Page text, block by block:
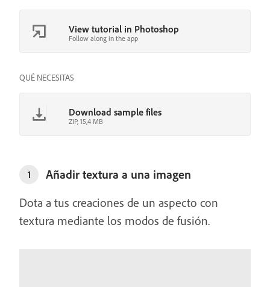
View tutorial in Photoshop
Follow along in the app
QUÉ NECESITAS
Download sample files
ZIP, 15,4 MB
1
Añadir textura a una imagen
Dota a tus creaciones de un aspecto con
textura mediante los modos de fusión.